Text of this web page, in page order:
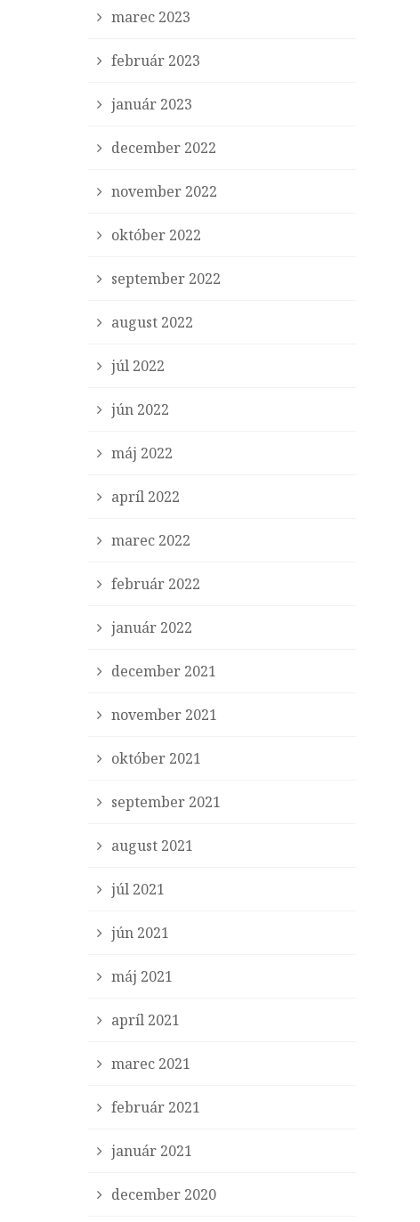
marec 2023
február 2023
január 2023
december 2022
november 2022
október 2022
september 2022
august 2022
júl 2022
jún 2022
máj 2022
apríl 2022
marec 2022
február 2022
január 2022
december 2021
november 2021
október 2021
september 2021
august 2021
júl 2021
jún 2021
máj 2021
apríl 2021
marec 2021
február 2021
január 2021
december 2020